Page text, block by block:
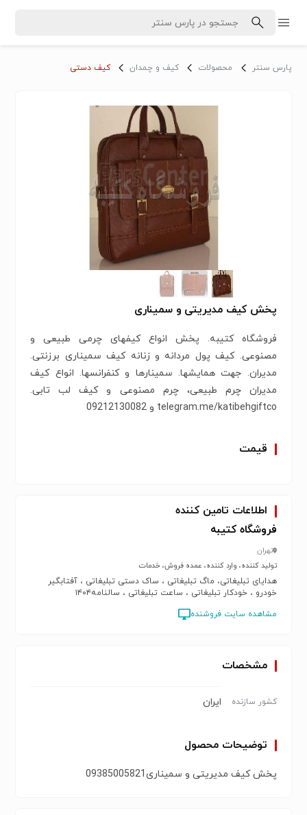
پارس سنتر محصولات کیف و چمدان کیف دستی
پخش کیف مدیریتی و سمیناری
فروشگاه کتیبه. پخش انواع کیفهای چرمی طبیعی و
مصنوعی. کیف پول مردانه و زنانه کیف سمیناری برزنتی.
مدیران. جهت همایشها. سمینارها و کنفرانسها. انواع کیف
مدیران چرم طبیعی، چرم مصنوعی و کیف لب تابی.
telegram.me/katibehgiftco و 09212130082
قیمت
اطلاعات تامین کننده
فروشگاه کتیبه
تهران
تولید کننده، وارد کننده، عمده فروش، خدمات
هدایای تبلیغاتی، ماگ تبلیغاتی ، ساک دستی تبلیغاتی ، آفتابگیر
خودرو ، خودکار تبلیغاتی ، ساعت تبلیغاتی ، سالنامه۱۴۰۴
مشاهده سایت فروشنده
مشخصات
کشور سازنده ایران
توضیحات محصول
پخش کیف مدیریتی و سمیناری09385005821